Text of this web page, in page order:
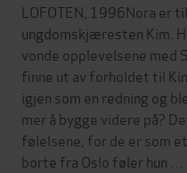
LOFOTEN, 1996Nora er
ungdomskjæresten Kim.
vonde opplevelsene med
finne ut av forholdet til
igjen som en redning og
mer å bygge videre på?
følelsene, for de er som
borte fra Oslo føler hun …